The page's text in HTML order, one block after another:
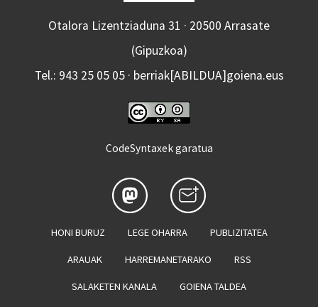
Otalora Lizentziaduna 31 · 20500 Arrasate
(Gipuzkoa)
Tel.: 943 25 05 05 · berriak[ABILDUA]goiena.eus
CodeSyntaxek garatua
HONI BURUZ LEGE OHARRA PUBLIZITATEA
ARAUAK HARREMANETARAKO RSS
SALAKETEN KANALA GOIENA TALDEA